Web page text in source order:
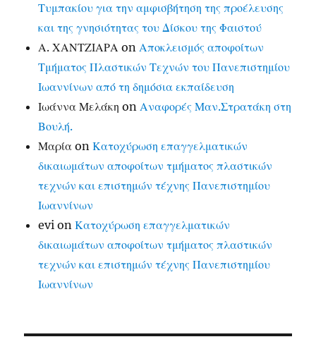
Τυμπακίου για την αμφισβήτηση της προέλευσης
και της γνησιότητας του Δίσκου της Φαιστού
Α. ΧΑΝΤΖΙΑΡΑ onΑποκλεισμός αποφοίτων
Τμήματος Πλαστικών Τεχνών του Πανεπιστημίου
Ιωαννίνων από τη δημόσια εκπαίδευση
Ιωάννα Μελάκη onΑναφορές Μαν.Στρατάκη στη
Βουλή.
Μαρία onΚατοχύρωση επαγγελματικών
δικαιωμάτων αποφοίτων τμήματος πλαστικών
τεχνών και επιστημών τέχνης Πανεπιστημίου
Ιωαννίνων
evi onΚατοχύρωση επαγγελματικών
δικαιωμάτων αποφοίτων τμήματος πλαστικών
τεχνών και επιστημών τέχνης Πανεπιστημίου
Ιωαννίνων